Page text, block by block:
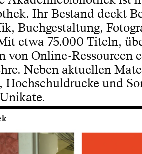
Ihr Bestand deckt
Buchgestaltung,
etwa 75.000 Titeln,
von Online-Ressourcen
Neben aktuellen
Hochschuldrucke und